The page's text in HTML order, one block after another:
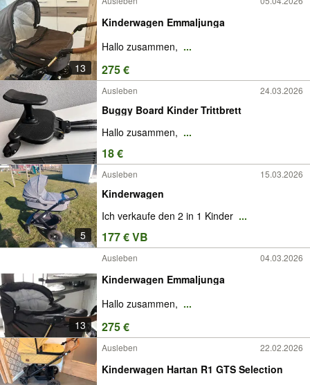
13
Kinderwagen Emmaljunga
Hallo zusammen, ...
275 €
Ausleben 24.03.2026
Buggy Board Kinder Trittbrett
Hallo zusammen, ...
18 €
5
Ausleben 15.03.2026
Kinderwagen
Ich verkaufe den 2 in 1 Kinder ...
177 € VB
13
Ausleben 04.03.2026
Kinderwagen Emmaljunga
Hallo zusammen, ...
275 €
Ausleben 22.02.2026
Kinderwagen Hartan R1 GTS Selection